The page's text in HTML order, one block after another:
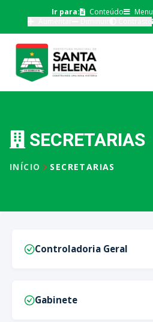
Ir para: Conteúdo Menu
SECRETARIAS
INÍCIO SECRETARIAS
Controladoria Geral
Gabinete